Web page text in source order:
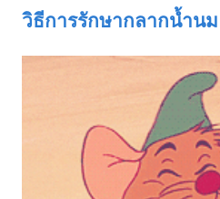
วิธีการรักษากลากน้ำนม